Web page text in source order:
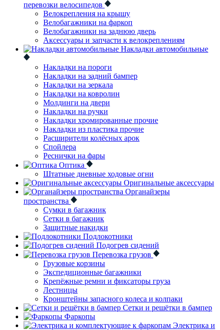
перевозки велосипедов
Велокрепления на крышу
Велобагажники на фаркоп
Велобагажники на заднюю дверь
Аксессуары и запчасти к велокреплениям
Накладки автомобильные
Накладки на пороги
Накладки на задний бампер
Накладки на зеркала
Накладки на ковролин
Молдинги на двери
Накладки на ручки
Накладки хромированные прочие
Накладки из пластика прочие
Расширители колёсных арок
Спойлера
Реснички на фары
Оптика
Штатные дневные ходовые огни
Оригинальные аксессуары
Органайзеры
пространства
Сумки в багажник
Сетки в багажник
Защитные накидки
Подлокотники
Подогрев сидений
Перевозка грузов
Грузовые корзины
Экспедиционные багажники
Крепёжные ремни и фиксаторы груза
Лестницы
Кронштейны запасного колеса и колпаки
Сетки и решётки в бампер
Фаркопы
Электрика и